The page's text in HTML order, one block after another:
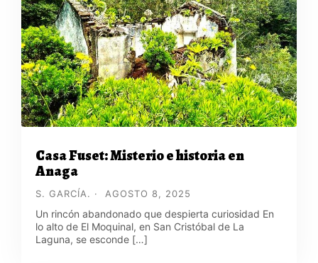
Casa Fuset: Misterio e historia en
Anaga
S. GARCÍA. AGOSTO 8, 2025
Un rincón abandonado que despierta curiosidad En
lo alto de El Moquinal, en San Cristóbal de La
Laguna, se esconde […]